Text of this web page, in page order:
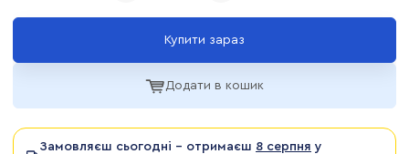
Додати в кошик
Замовляєш сьогодні - отримаєш 8 серпня у
Купити зараз